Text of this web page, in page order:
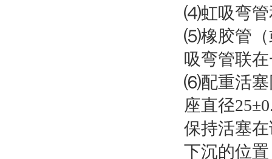
⑷虹吸弯管
⑸橡胶管（
吸弯管联
⑹配重活塞
座直径
保持活塞
下沉的位